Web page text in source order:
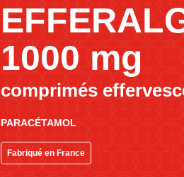
1000 mg
comprimés
PARACÉTAMOL
Fabriqué en France